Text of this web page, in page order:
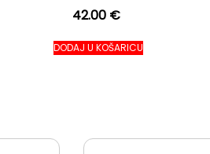
42.00 €
DODAJ U KOŠARICU